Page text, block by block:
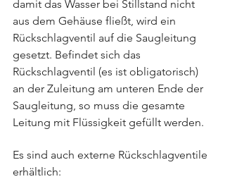
damit das Wasser bei Stillstand nicht
aus dem Gehäuse fließt, wird ein
Rückschlagventil auf die Saugleitung
gesetzt. Befindet sich das
Rückschlagventil (es ist obligatorisch)
an der Zuleitung am unteren Ende der
Saugleitung, so muss die gesamte
Leitung mit Flüssigkeit gefüllt werden.
Es sind auch externe Rückschlagventile
erhältlich: